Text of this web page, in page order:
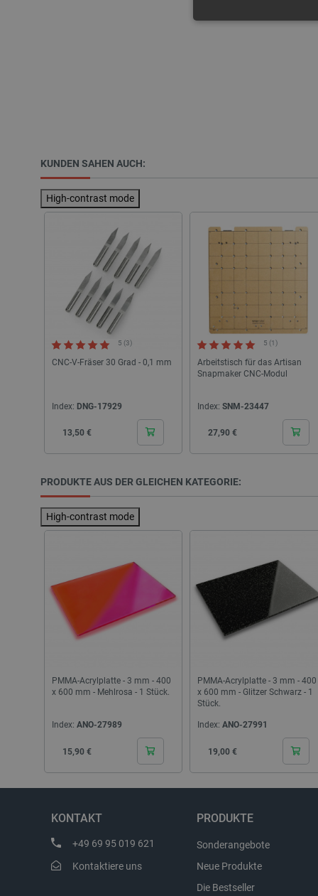
KUNDEN SAHEN AUCH:
High-contrast mode
5 (3)
CNC-V-Fräser 30 Grad - 0,1 mm
Index: DNG-17929
Cena
13,50 €
5 (1)
Arbeitstisch für das Artisan
Snapmaker CNC-Modul
Index: SNM-23447
Cena
27,90 €
PRODUKTE AUS DER GLEICHEN KATEGORIE:
High-contrast mode
PMMA-Acrylplatte - 3 mm - 400
x 600 mm - Mehlrosa - 1 Stück.
Index: ANO-27989
Cena
15,90 €
PMMA-Acrylplatte - 3 mm - 400
x 600 mm - Glitzer Schwarz - 1
Stück.
Index: ANO-27991
Cena
19,00 €
KONTAKT
+49 69 95 019 621
Kontaktiere uns
PRODUKTE
Sonderangebote
Neue Produkte
Die Bestseller
critAccountId
PrestaShop-
critData
CookieScriptConsent
critCartData
PHPSESSID